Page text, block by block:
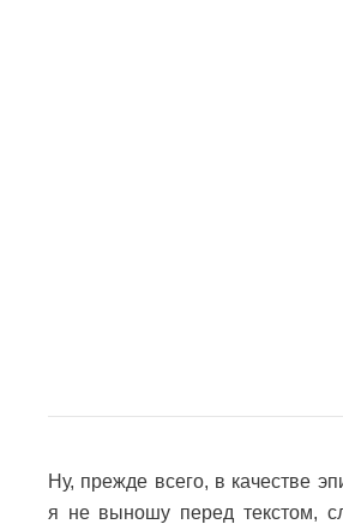
Ну, прежде всего, в качестве
я не выношу перед текстом,